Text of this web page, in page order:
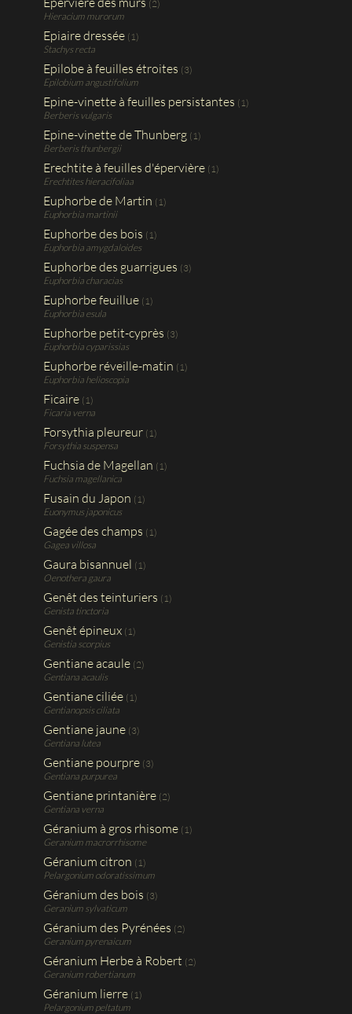
(2)
Hieracium murorum
Epiaire dressée (1)
Stachys recta
Epilobe à feuilles étroites (3)
Epilobium angustifolium
Epine-vinette à feuilles persistantes (1)
Berberis vulgaris
Epine-vinette de Thunberg (1)
Berberis thunbergii
Erechtite à feuilles d'épervière (1)
Erechtites hieracifoliaa
Euphorbe de Martin (1)
Euphorbia martinii
Euphorbe des bois (1)
Euphorbia amygdaloides
Euphorbe des guarrigues (3)
Euphorbia characias
Euphorbe feuillue (1)
Euphorbia esula
Euphorbe petit-cyprès (3)
Euphorbia cyparissias
Euphorbe réveille-matin (1)
Euphorbia helioscopia
Ficaire (1)
Ficaria verna
Forsythia pleureur (1)
Forsythia suspensa
Fuchsia de Magellan (1)
Fuchsia magellanica
Fusain du Japon (1)
Euonymus japonicus
Gagée des champs (1)
Gagea villosa
Gaura bisannuel (1)
Oenothera gaura
Genêt des teinturiers (1)
Genista tinctoria
Genêt épineux (1)
Genistia scorpius
Gentiane acaule (2)
Gentiana acaulis
Gentiane ciliée (1)
Gentianopsis ciliata
Gentiane jaune (3)
Gentiana lutea
Gentiane pourpre (3)
Gentiana purpurea
Gentiane printanière (2)
Gentiana verna
Géranium à gros rhisome (1)
Geranium macrorrhisome
Géranium citron (1)
Pelargonium odoratissimum
Géranium des bois (3)
Geranium sylvaticum
Géranium des Pyrénées (2)
Geranium pyrenaicum
Géranium Herbe à Robert (2)
Geranium robertianum
Géranium lierre (1)
Pelargonium peltatum